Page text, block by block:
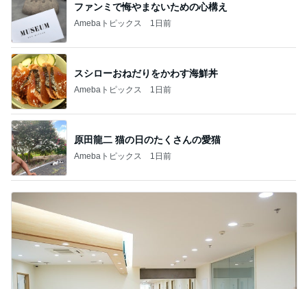
ファンミで悔やまないための心構え
Amebaトピックス 1日前
スシローおねだりをかわす海鮮丼
Amebaトピックス 1日前
原田龍二 猫の日のたくさんの愛猫
Amebaトピックス 1日前